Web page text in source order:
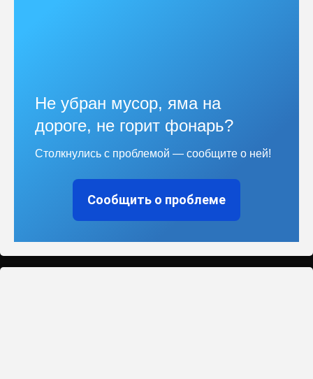
Не убран мусор, яма на
дороге, не горит фонарь?
Столкнулись с проблемой — сообщите о ней!
Сообщить о проблеме